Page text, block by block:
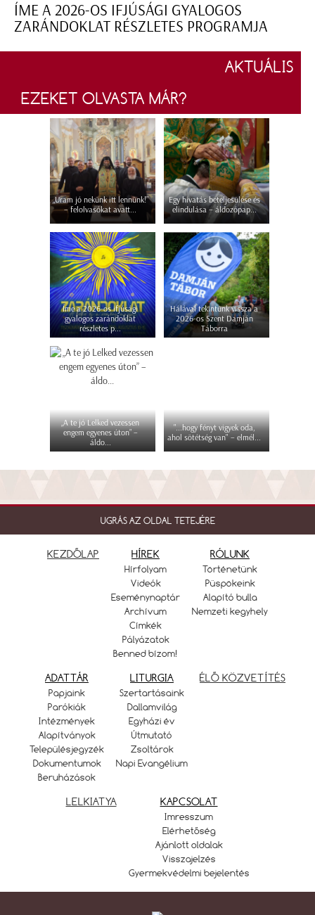
ÍME A 2026-OS IFJÚSÁGI GYALOGOS
ZARÁNDOKLAT RÉSZLETES PROGRAMJA
AKTUÁLIS
EZEKET OLVASTA MÁR?
„Uram jó nekünk itt lennünk!”
– felolvasókat avatt...
Egy hivatás beteljesülése és
elindulása – áldozópap...
Íme a 2026-os ifjúsági
gyalogos zarándoklat
részletes p...
Hálával tekintünk vissza a
2026-os Szent Damján
Táborra
„A te jó Lelked vezessen
engem egyenes úton” –
áldo...
"...hogy fényt vigyek oda,
ahol sötétség van" – elmél...
UGRÁS AZ OLDAL TETEJÉRE
KEZDŐLAP HÍREK
Hírfolyam
Videók
Eseménynaptár
Archívum
Címkék
Pályázatok
Benned bízom!
RÓLUNK
Történetünk
Püspökeink
Alapító bulla
Nemzeti kegyhely
ADATTÁR
Papjaink
Parókiák
Intézmények
Alapítványok
Településjegyzék
Dokumentumok
Beruházások
LITURGIA
Szertartásaink
Dallamvilág
Egyházi év
Útmutató
Zsoltárok
Napi Evangélium
ÉLŐ KÖZVETÍTÉS
LELKIATYA KAPCSOLAT
Imresszum
Elérhetőség
Ajánlott oldalak
Visszajelzés
Gyermekvédelmi bejelentés